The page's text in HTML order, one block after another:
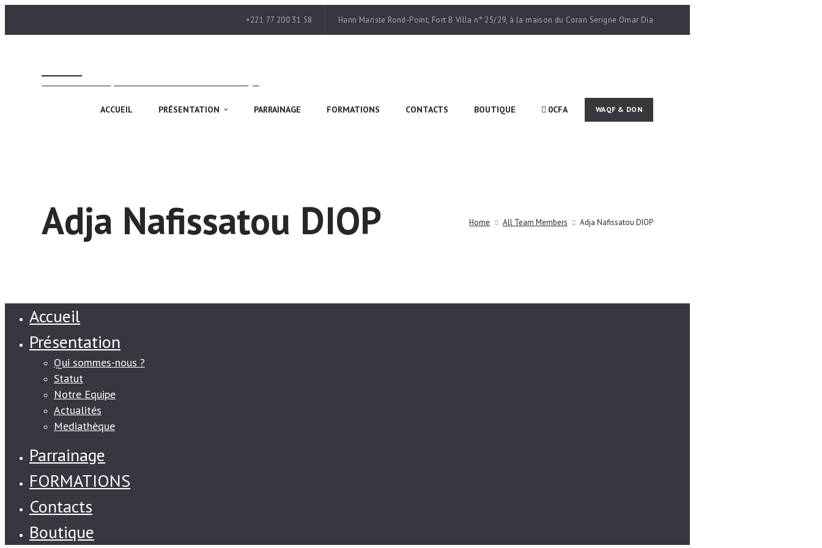
+221 77 200 31 58 Hann Mariste Rond-Point, Fort B Villa n° 25/29, à la maison du Coran Serigne Omar Dia
ACCUEIL PRÉSENTATION PARRAINAGE FORMATIONS CONTACTS BOUTIQUE 0CFA
Adja Nafissatou DIOP Home All Team Members Adja Nafissatou DIOP
Accueil
Présentation
Qui sommes-nous ?
Statut
Notre Equipe
Actualités
Mediathèque
Parrainage
FORMATIONS
Contacts
Boutique